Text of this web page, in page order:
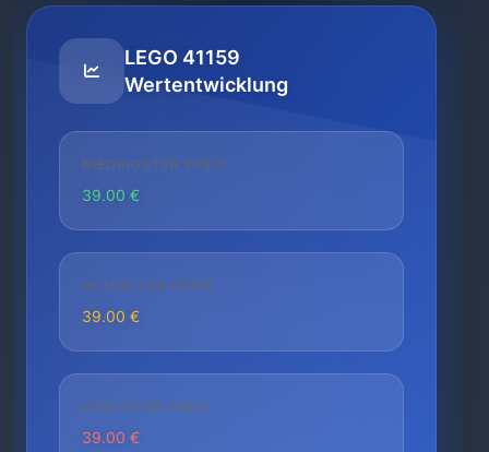
LEGO 41159
Wertentwicklung
NIEDRIGSTER PREIS
39.00 €
AKTUELLER PREIS
39.00 €
HÖCHSTER PREIS
39.00 €